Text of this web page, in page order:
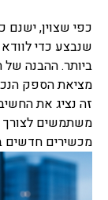
כפי שצוין,
שנבצע כדי
ביותר. ההבנה
מציאת הספק
זה נציג את
משתמשים לצורך
מכשירים חדשים